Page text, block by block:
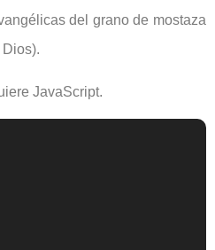
del grano de mostaza
JavaScript.